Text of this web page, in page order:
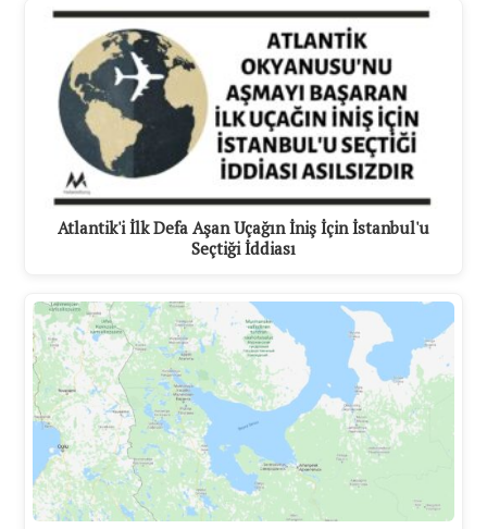
Atlantik'i İlk Defa Aşan Uçağın İniş İçin İstanbul'u
Seçtiği İddiası